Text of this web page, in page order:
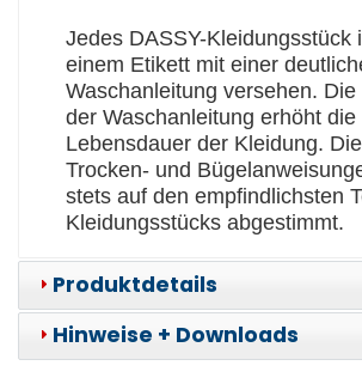
Jedes DASSY-Kleidungsstück
einem Etikett mit einer
Waschanleitung versehen. Die
der Waschanleitung erhöht die
Lebensdauer der Kleidung.
Trocken- und
stets auf den empfindlichsten
Kleidungsstücks abgestimmt.
Produktdetails
Hinweise + Downloads